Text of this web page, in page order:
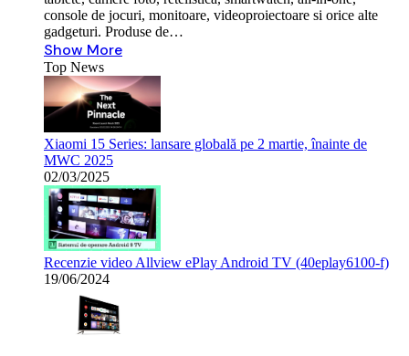
console de jocuri, monitoare, videoproiectoare si orice alte
gadgeturi. Produse de…
Show More
Top News
Xiaomi 15 Series: lansare globală pe 2 martie, înainte de
MWC 2025
02/03/2025
Recenzie video Allview ePlay Android TV (40eplay6100-f)
19/06/2024